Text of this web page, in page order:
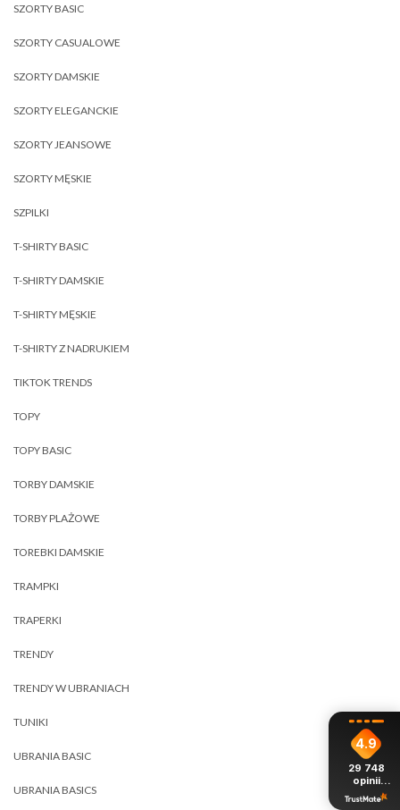
SZORTY BASIC
SZORTY CASUALOWE
SZORTY DAMSKIE
SZORTY ELEGANCKIE
SZORTY JEANSOWE
SZORTY MĘSKIE
SZPILKI
T-SHIRTY BASIC
T-SHIRTY DAMSKIE
T-SHIRTY MĘSKIE
T-SHIRTY Z NADRUKIEM
TIKTOK TRENDS
TOPY
TOPY BASIC
TORBY DAMSKIE
TORBY PLAŻOWE
TOREBKI DAMSKIE
TRAMPKI
TRAPERKI
TRENDY
TRENDY W UBRANIACH
TUNIKI
UBRANIA BASIC
UBRANIA BASICS
4.9
29 748
opinii
z całego
okresu